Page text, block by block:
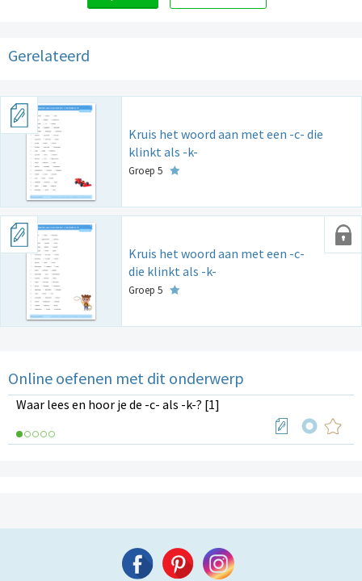
Gerelateerd
Kruis het woord aan met een -c- die
klinkt als -k-
Groep 5
Kruis het woord aan met een -c-
die klinkt als -k-
Groep 5
Online oefenen met dit onderwerp
Waar lees en hoor je de -c- als -k-? [1]